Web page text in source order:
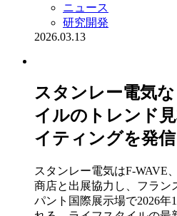
ニュース
研究開発
2026.03.13
スタンレー電気
イルのトレンド
イティングを発信
スタンレー電気はF-WAVE
商店と出展協力し、フラン
パント国際展示場で2026年